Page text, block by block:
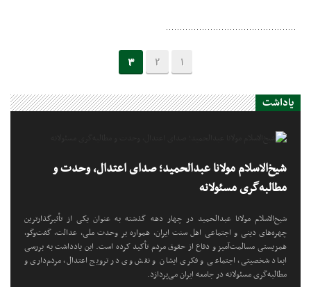
1
2
3
یاداشت
شیخ‌الاسلام مولانا عبدالحمید؛ صدای اعتدال، وحدت و
مطالبه‌گری مسئولانه
شیخ‌الاسلام مولانا عبدالحمید در چهار دهه گذشته به عنوان یکی از تأثیرگذارترین
چهره‌های دینی و اجتماعی اهل سنت ایران، همواره بر وحدت ملی، عدالت، گفت‌وگو،
همزیستی مسالمت‌آمیز و دفاع از حقوق مردم تأکید کرده است. این یادداشت به بررسی
ابعاد شخصیتی، اجتماعی و فکری ایشان و نقش وی در ترویج اعتدال، مردم‌داری و
مطالبه‌گری مسئولانه در جامعه ایران می‌پردازد.